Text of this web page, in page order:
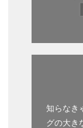
知らなき
グの大き